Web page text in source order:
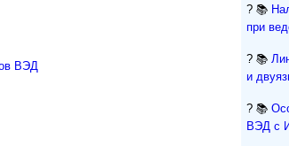
ВЭД
? 📚
при
? 📚
и
? 📚
ВЭД с